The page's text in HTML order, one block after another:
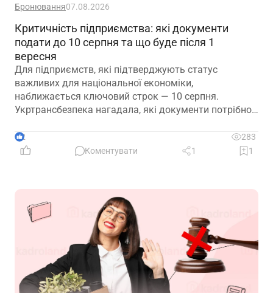
Бронювання07.08.2026
Критичність підприємства: які документи
подати до 10 серпня та що буде після 1
вересня
Для підприємств, які підтверджують статус
важливих для національної економіки,
наближається ключовий строк — 10 серпня.
Укртрансбезпека нагадала, які документи потрібно
що очікує на компанії, які не встигнуть підтвердити
свій статус
2
283
Коментувати
1 1